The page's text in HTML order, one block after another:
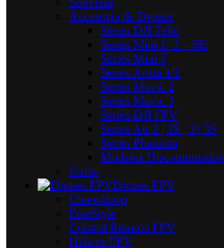
Accesorio de Drones
Series DJI Tello
Series Mini 1- 2 – SE
Series Mini 3
Series Avata 1/2
Series Mavic 2
Series Mavic 3
Series DJI FPV
Series Air 2 | 2S | 3 | 3S
Series Phantom
Modelos Discontinuados
Gafas
Drones FPV
Cinewhoop
FreeStyle
Control Remoto FPV
Helices FPV